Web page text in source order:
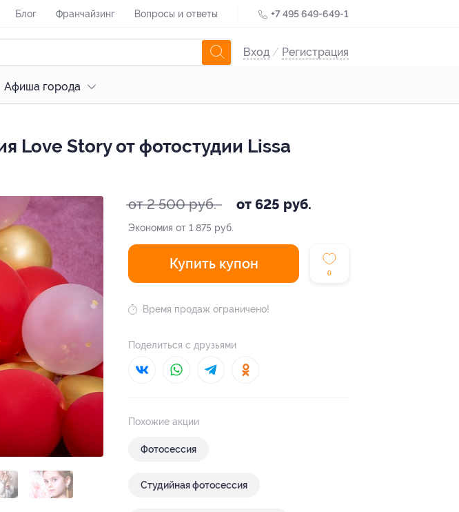
Блог Франчайзинг Вопросы и ответы +7 495 649-649-1
Вход / Регистрация
Афиша города
Love Story от фотостудии Lissa
от 2 500 руб. от 625 руб.
Экономия от 1 875 руб.
Купить купон
0
Время продаж ограничено!
Поделиться с друзьями
Похожие акции
Фотосессия
Студийная фотосессия